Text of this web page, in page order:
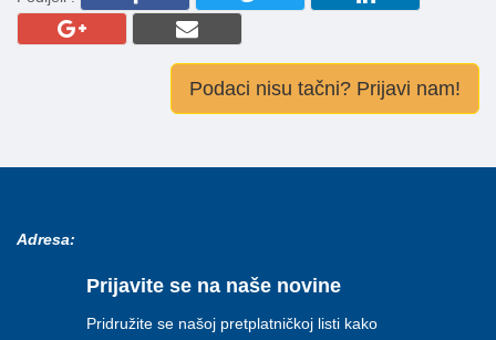
Podaci nisu tačni? Prijavi nam!
Adresa:
Prijavite se na naše novine
Pridružite se našoj pretplatničkoj listi kako